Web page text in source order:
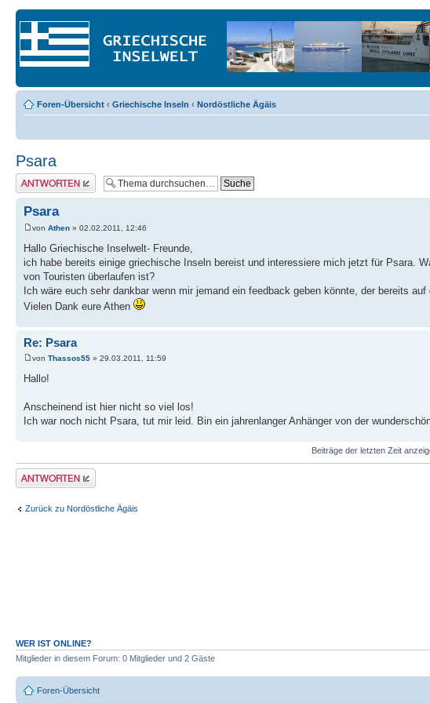
Foren-Übersicht ‹ Griechische Inseln ‹ Nordöstliche Ägäis
Psara
Antwort erstellen
Psara
von Athen » 02.02.2011, 12:46
Hallo Griechische Inselwelt- Freunde,
ich habe bereits einige griechische Inseln bereist und interessiere mich jetzt für Psara.
von Touristen überlaufen ist?
Ich wäre euch sehr dankbar wenn mir jemand ein feedback geben könnte, der bereits auf
Vielen Dank eure Athen
Re: Psara
von Thassos55 » 29.03.2011, 11:59
Hallo!
Anscheinend ist hier nicht so viel los!
Ich war noch nicht Psara, tut mir leid. Bin ein jahrenlanger Anhänger von der
Beiträge der letzten Zeit
Antwort erstellen
Zurück zu Nordöstliche Ägäis
WER IST ONLINE?
Mitglieder in diesem Forum: 0 Mitglieder und 2 Gäste
Foren-Übersicht